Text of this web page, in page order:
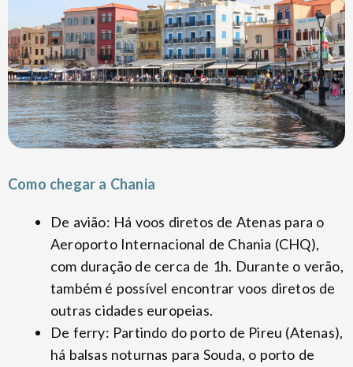
Como chegar a Chania
De avião: Há voos diretos de Atenas para o
Aeroporto Internacional de Chania (CHQ),
com duração de cerca de 1h. Durante o verão,
também é possível encontrar voos diretos de
outras cidades europeias.
De ferry: Partindo do porto de Pireu (Atenas),
há balsas noturnas para Souda, o porto de